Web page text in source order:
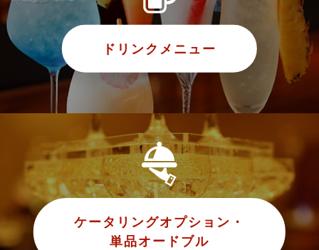
ドリンクメニュー
ケータリングオプション・
単品オードブル